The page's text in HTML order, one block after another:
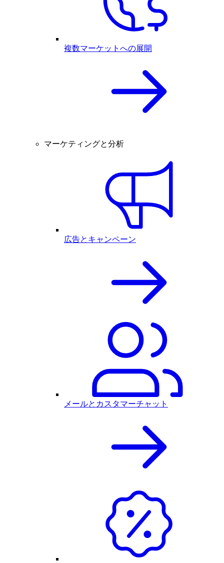
複数マーケットへの展開
マーケティングと分析
広告とキャンペーン
メールとカスタマーチャット